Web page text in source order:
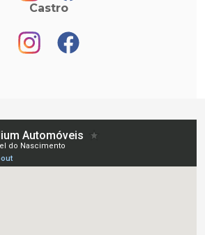
Castro